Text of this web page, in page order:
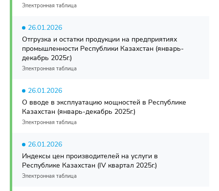
Электронная таблица
26.01.2026
Отгрузка и остатки продукции на предприятиях
промышленности Республики Казахстан (январь-
декабрь 2025г.)
Электронная таблица
26.01.2026
О вводе в эксплуатацию мощностей в Республике
Казахстан (январь-декабрь 2025г.)
Электронная таблица
26.01.2026
Индексы цен производителей на услуги в
Республике Казахстан (IV квартал 2025г.)
Электронная таблица